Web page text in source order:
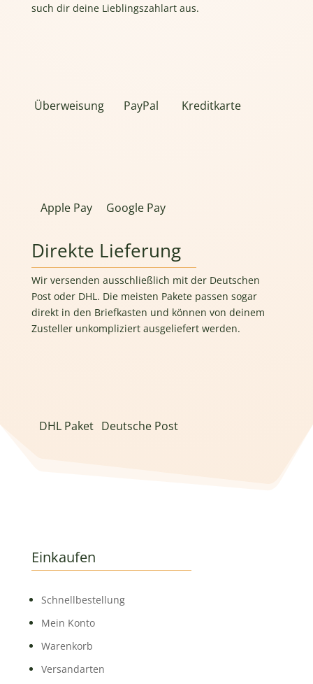
such dir deine Lieblingszahlart aus.
Überweisung PayPal Kreditkarte
Apple Pay Google Pay
Direkte Lieferung
Wir versenden ausschließlich mit der Deutschen
Post oder DHL. Die meisten Pakete passen sogar
direkt in den Briefkasten und können von deinem
Zusteller unkompliziert ausgeliefert werden.
DHL Paket Deutsche Post
Einkaufen
Schnell­bestellung
Mein Konto
Warenkorb
Versandarten